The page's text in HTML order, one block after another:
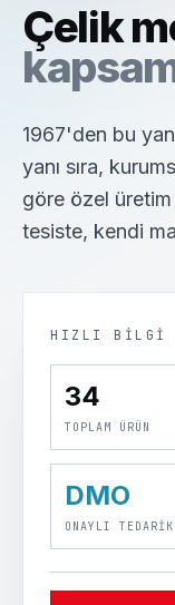
Çelik
1967'den bu
yanı sıra,
göre özel üretim
tesiste, kendi
HIZLI BILGI
34
TOPLAM ÜRÜN
DMO
ONAYLI TEDARIK